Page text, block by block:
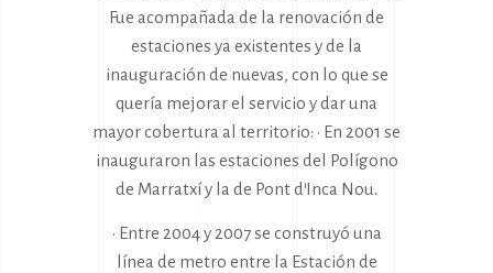
Fue acompañada de la renovación de
estaciones ya existentes y de la
inauguración de nuevas, con lo que se
quería mejorar el servicio y dar una
mayor cobertura al territorio: • En 2001 se
inauguraron las estaciones del Polígono
de Marratxí y la de Pont d'Inca Nou.
• Entre 2004 y 2007 se construyó una
línea de metro entre la Estación de